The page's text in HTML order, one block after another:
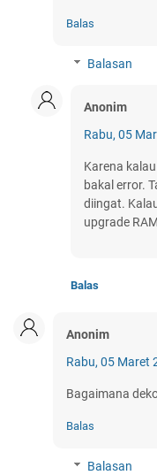
Balas
Balasan
Anonim
Rabu, 05
Karena
bakal error.
diingat.
upgrade
Balas
Anonim
Rabu, 05 Maret
Bagaimana
Balas
Balasan